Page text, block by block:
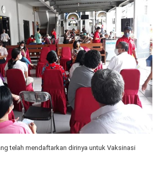
telah mendaftarkan dirinya untuk Vaksinasi